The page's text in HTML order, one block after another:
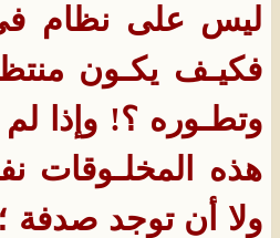
ليس على نظام
فكيـف يكـون
وتطـوره ؟! وإذا
هذه المخلـوقات
ولا أن توجد صدفة